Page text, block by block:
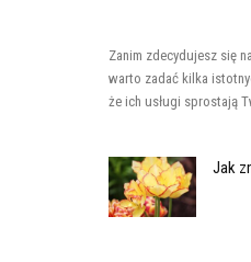
Zanim zdecydujesz się
warto zadać kilka
że ich usługi sprostają
Jak